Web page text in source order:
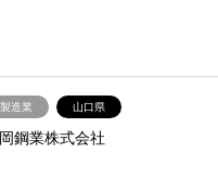
製造業 山口県
鋼業株式会社